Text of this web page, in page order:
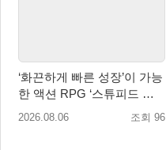
‘화끈하게 빠른 성장’이 가능
한 액션 RPG ‘스튜피드 네
버 다이즈’ 패키지판 예약판
2026.08.06 조회 96